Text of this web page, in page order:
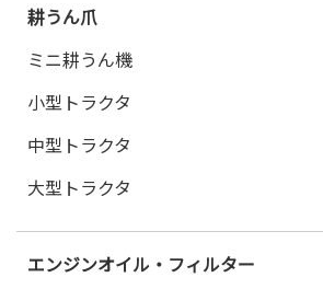
耕うん爪
ミニ耕うん機
小型トラクタ
中型トラクタ
大型トラクタ
エンジンオイル・フィルター